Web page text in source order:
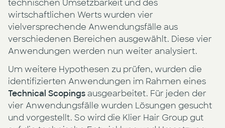
technischen Umsetzbarkeit und des
wirtschaftlichen Werts wurden vier
vielversprechende Anwendungsfälle aus
verschiedenen Bereichen ausgewählt. Diese vier
Anwendungen werden nun weiter analysiert.
Um weitere Hypothesen zu prüfen, wurden die
identifizierten Anwendungen im Rahmen eines
Technical Scopingsausgearbeitet. Für jeden der
vier Anwendungsfälle wurden Lösungen gesucht
und vorgestellt. So wird die Klier Hair Group gut